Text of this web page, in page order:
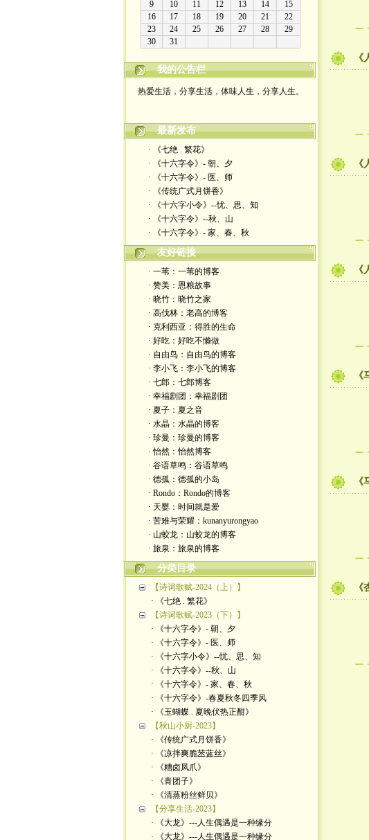
我的公告栏
最新发布
· 《七绝 . 繁花》
· 《十六字令》- 朝、夕
· 《十六字令》- 医、师
· 《传统广式月饼香》
· 《十六字小令》--忧、思、知
· 《十六字令》--秋、山
· 《十六字令》- 家、春、秋
友好链接
· 一苇：一苇的博客
· 赞美：恩粮故事
· 晓竹：晓竹之家
· 高伐林：老高的博客
· 克利西亚：得胜的生命
· 好吃：好吃不懒做
· 自由鸟：自由鸟的博客
· 李小飞：李小飞的博客
· 七郎：七郎博客
· 幸福剧团：幸福剧团
· 夏子：夏之音
· 水晶：水晶的博客
· 珍曼：珍曼的博客
· 怡然：怡然博客
· 谷语草鸣：谷语草鸣
· 德孤：德孤的小岛
· Rondo：Rondo的博客
· 天婴：时间就是爱
· 苦难与荣耀：kunanyurongyao
· 山蛟龙：山蛟龙的博客
· 旅泉：旅泉的博客
分类目录
【诗词歌赋-2024（上）】
· 《七绝 . 繁花》
【诗词歌赋-2023（下）】
· 《十六字令》- 朝、夕
· 《十六字令》- 医、师
· 《十六字小令》--忧、思、知
· 《十六字令》--秋、山
· 《十六字令》- 家、春、秋
· 《十六字令》-春夏秋冬四季风
· 《玉蝴蝶 . 夏晚伏热正酣》
【秋山小厨-2023】
· 《传统广式月饼香》
· 《凉拌爽脆苤蓝丝》
· 《糟卤凤爪》
· 《青团子》
· 《清蒸粉丝鲜贝》
【分享生活-2023】
· 《大龙》---人生偶遇是一种缘分
· 《大龙》---人生偶遇是一种缘分
《
《
《